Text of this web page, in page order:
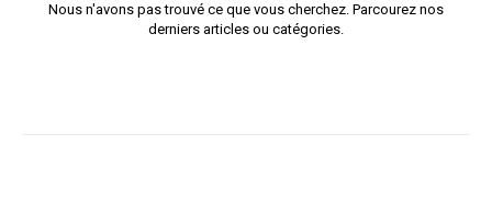
Nous n'avons pas trouvé ce que vous cherchez. Parcourez nos
derniers articles ou catégories.